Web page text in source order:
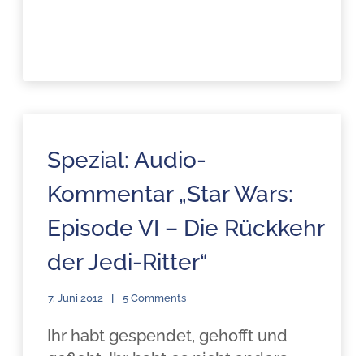
Spezial: Audio-
Kommentar „Star Wars:
Episode VI – Die Rückkehr
der Jedi-Ritter“
7. Juni 2012 5 Comments
Ihr habt gespendet, gehofft und